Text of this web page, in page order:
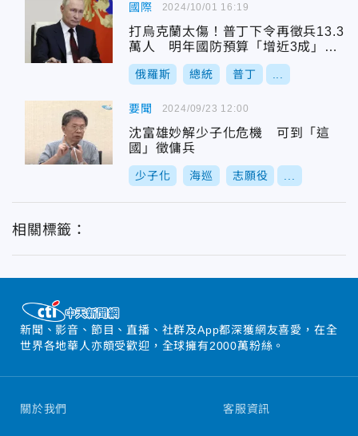
國際
打烏克蘭太傷！普丁下令再徵兵13.3
萬人 明年國防預算「增近3成」創
新高
俄羅斯 總統 普丁
2024/10/01 16:19
要聞
沈富雄妙解少子化危機 可到「這
國」徵傭兵
少子化 海巡 志願役
2024/09/23 12:00
相關標籤：
新聞、影音、節目、直播、社群及App都深獲網友喜愛，在全
世界各地華人亦頗受歡迎，全球擁有2000萬粉絲。
關於我們 客服資訊